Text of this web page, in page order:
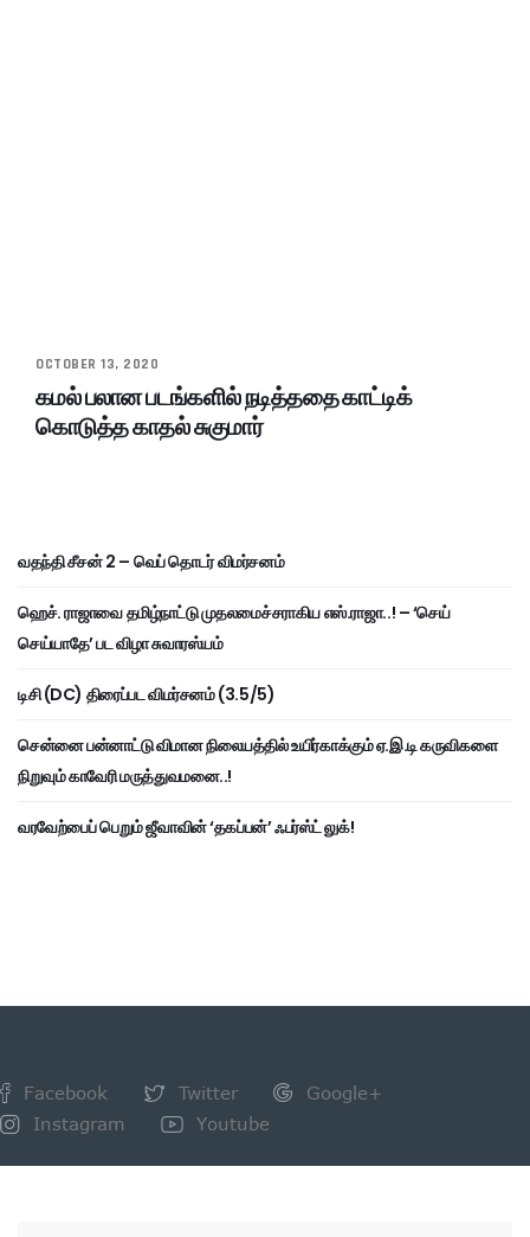
OCTOBER 13, 2020
கமல் பலான படங்களில் நடித்ததை காட்டிக்
கொடுத்த காதல் சுகுமார்
வதந்தி சீசன் 2 – வெப் தொடர் விமர்சனம்
ஹெச். ராஜாவை தமிழ்நாட்டு முதலமைச்சராகிய எஸ்.ராஜா..! – ‘செய்
செய்யாதே’ பட விழா சுவாரஸ்யம்
டிசி (DC) திரைப்பட விமர்சனம் (3.5/5)
சென்னை பன்னாட்டு விமான நிலையத்தில் உயிர்காக்கும் ஏ.இ.டி கருவிகளை
நிறுவும் காவேரி மருத்துவமனை..!
வரவேற்பைப் பெறும் ஜீவாவின் ‘தகப்பன்’ ஃபர்ஸ்ட் லுக்!
Facebook Twitter
Google+
Instagram
Youtube